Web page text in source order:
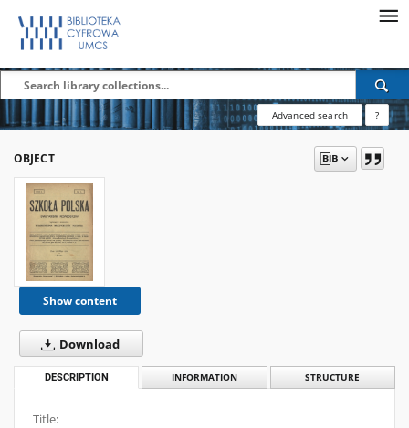
Advanced search ?
OBJECT
Show content
Download
DESCRIPTION INFORMATION STRUCTURE
Title: